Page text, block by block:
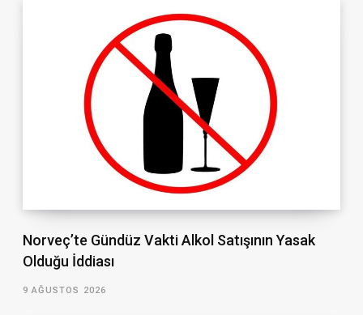
Norveç’te Gündüz Vakti Alkol Satışının Yasak
Olduğu İddiası
9 AĞUSTOS 2026